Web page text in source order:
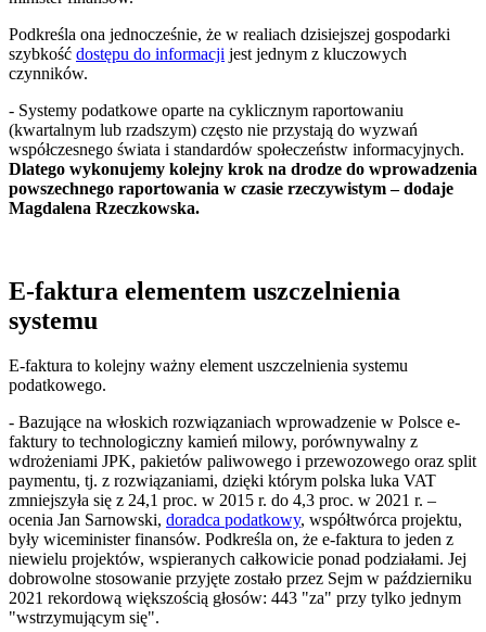
Podkreśla ona jednocześnie, że w realiach dzisiejszej gospodarki
szybkość dostępu do informacji jest jednym z kluczowych
czynników.
- Systemy podatkowe oparte na cyklicznym raportowaniu
(kwartalnym lub rzadszym) często nie przystają do wyzwań
współczesnego świata i standardów społeczeństw informacyjnych.
Dlatego wykonujemy kolejny krok na drodze do wprowadzenia
powszechnego raportowania w czasie rzeczywistym – dodaje
Magdalena Rzeczkowska.
E-faktura elementem uszczelnienia
systemu
E-faktura to kolejny ważny element uszczelnienia systemu
podatkowego.
- Bazujące na włoskich rozwiązaniach wprowadzenie w Polsce e-
faktury to technologiczny kamień milowy, porównywalny z
wdrożeniami JPK, pakietów paliwowego i przewozowego oraz split
paymentu, tj. z rozwiązaniami, dzięki którym polska luka VAT
zmniejszyła się z 24,1 proc. w 2015 r. do 4,3 proc. w 2021 r. –
ocenia Jan Sarnowski, doradca podatkowy, współtwórca projektu,
były wiceminister finansów. Podkreśla on, że e-faktura to jeden z
niewielu projektów, wspieranych całkowicie ponad podziałami. Jej
dobrowolne stosowanie przyjęte zostało przez Sejm w październiku
2021 rekordową większością głosów: 443 "za" przy tylko jednym
"wstrzymującym się".